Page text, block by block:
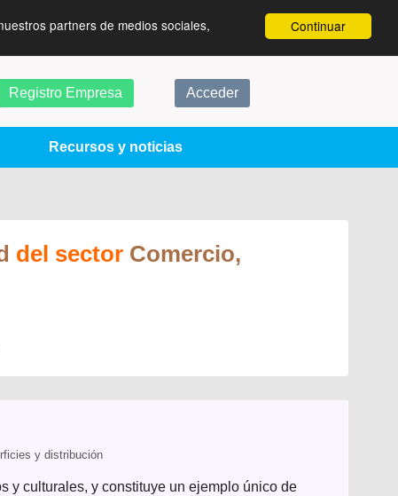
Continuar
partners de medios sociales,
Registro Empresa Acceder
Recursos y noticias
del sector Comercio,
y distribución
y culturales, y constituye un ejemplo único de